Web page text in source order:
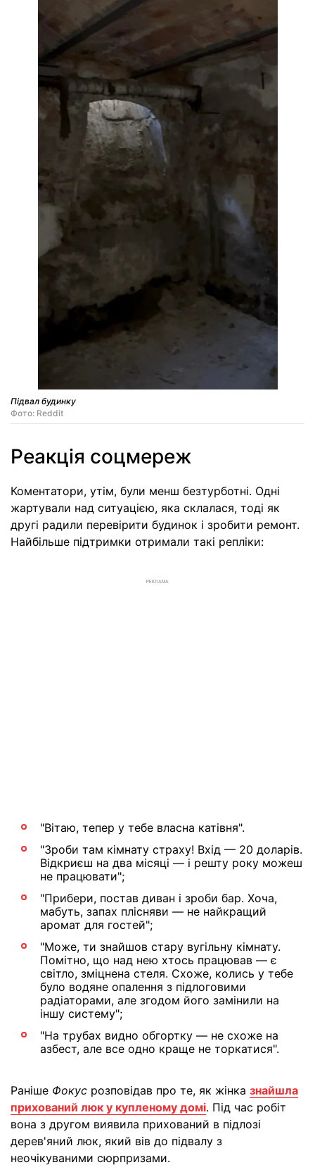
Підвал будинку
Фото: Reddit
Реакція соцмереж
Коментатори, утім, були менш безтурботні. Одні
жартували над ситуацією, яка склалася, тоді як
другі радили перевірити будинок і зробити ремонт.
Найбільше підтримки отримали такі репліки:
РЕКЛАМА
"Вітаю, тепер у тебе власна катівня".
"Зроби там кімнату страху! Вхід — 20 доларів.
Відкриєш на два місяці — і решту року можеш
не працювати";
"Прибери, постав диван і зроби бар. Хоча,
мабуть, запах плісняви — не найкращий
аромат для гостей";
"Може, ти знайшов стару вугільну кімнату.
Помітно, що над нею хтось працював — є
світло, зміцнена стеля. Схоже, колись у тебе
було водяне опалення з підлоговими
радіаторами, але згодом його замінили на
іншу систему";
"На трубах видно обгортку — не схоже на
азбест, але все одно краще не торкатися".
Раніше Фокус розповідав про те, як жінка знайшла
прихований люк у купленому домі. Під час робіт
вона з другом виявила прихований в підлозі
дерев'яний люк, який вів до підвалу з
неочікуваними сюрпризами.